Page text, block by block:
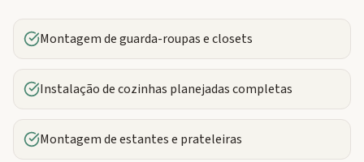
Montagem de guarda-roupas e closets
Instalação de cozinhas planejadas completas
Montagem de estantes e prateleiras